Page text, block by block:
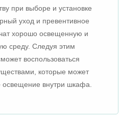
при выборе и установке
уход и превентивное
хорошо освещенную и
среду. Следуя этим
воспользоваться
которые может
освещение внутри шкафа.